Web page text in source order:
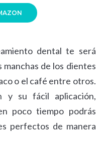
dental te será
manchas de los dientes
o el café entre otros.
y su fácil aplicación,
poco tiempo podrás
perfectos de manera